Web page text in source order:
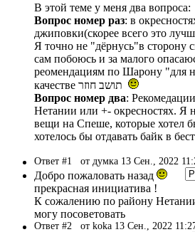
В этой теме у меня два вопроса:
Вопрос номер раз: в
джиповки(скорее всего это
Я точно не "дёрнусь"в сторону
сам побоюсь и за малого
реомендациям по Шарону "для
Вопрос номер два:
Нетании или +- окресностях. Я
вещи на Спеше, которые хотел
хотелось бы отдавать байк в
Ответ #1 от думка 13 Сен., 2022
Добро пожаловать назад
прекрасная инициатива !
К сожалению по району
могу посоветовать
Ответ #2 от koka 13 Сен., 2022